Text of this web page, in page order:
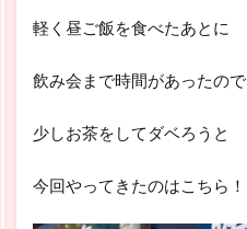
軽く昼ご飯を食べたあとに
飲み会まで時間があったので
少しお茶をしてダベろうと
今回やってきたのはこちら！